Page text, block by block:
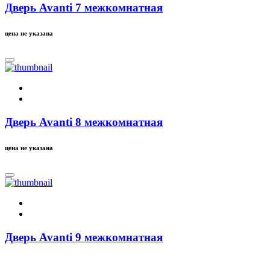
Дверь Avanti 7 межкомнатная
цена не указана
Дверь Avanti 8 межкомнатная
цена не указана
Дверь Avanti 9 межкомнатная